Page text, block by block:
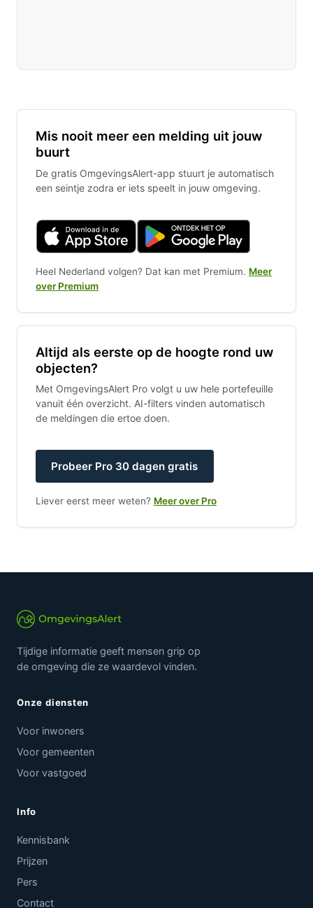
Mis nooit meer een melding uit jouw
buurt
De gratis OmgevingsAlert-app stuurt je automatisch
een seintje zodra er iets speelt in jouw omgeving.
Heel Nederland volgen? Dat kan met Premium. Meer
over Premium
Altijd als eerste op de hoogte rond uw
objecten?
Met OmgevingsAlert Pro volgt u uw hele portefeuille
vanuit één overzicht. AI-filters vinden automatisch
de meldingen die ertoe doen.
Probeer Pro 30 dagen gratis
Liever eerst meer weten? Meer over Pro
Tijdige informatie geeft mensen grip op
de omgeving die ze waardevol vinden.
Onze diensten
Voor inwoners
Voor gemeenten
Voor vastgoed
Info
Kennisbank
Prijzen
Pers
Contact